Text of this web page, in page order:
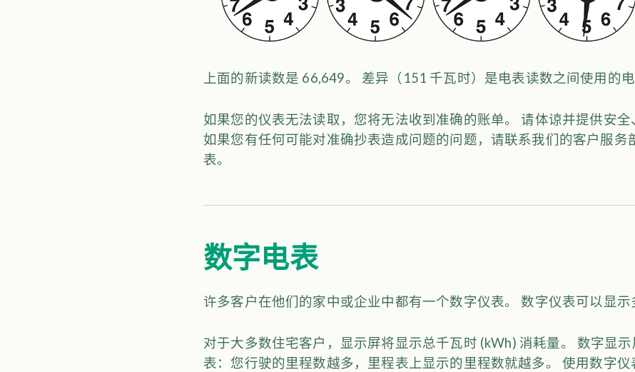
上面的新读数是 66,649。 差异（151 千瓦时）是电表读数之间使用的电
如果您的仪表无法读取，您将无法收到准确的账单。 请体谅并提供安全
如果您有任何可能对准确抄表造成问题的问题，请联系我们的客户服务
表。
数字电表
许多客户在他们的家中或企业中都有一个数字仪表。 数字仪表可以显示
对于大多数住宅客户，显示屏将显示总千瓦时 (kWh) 消耗量。 数字显
表：您行驶的里程数越多，里程表上显示的里程数就越多。 使用数字